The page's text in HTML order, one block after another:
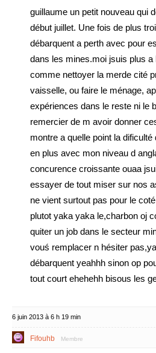
guillaume un petit nouveau qui
début juillet. Une fois de plus
débarquent a perth avec pour
dans les mines.moi jsuis plus a
comme nettoyer la merde cité
vaisselle, ou faire le ménage,
expériences dans le reste ni le
remercier de m avoir donner
montre a quelle point la
en plus avec mon niveau d
concurence croissante ouaa
essayer de tout miser sur nos
ne vient surtout pas pour le
plutot yaka yaka le,charbon oj
quiter un job dans le secteur
vouś remplacer n hésiter
débarquent yeahhh sinon op
tout court ehehehh bisous les
6 juin 2013 à 6 h 19 min
Fifouhb Membre